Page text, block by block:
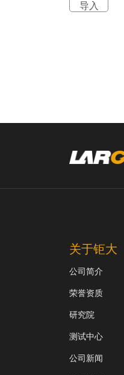
导入
关于钜大
公司简介
荣誉资质
研究院
测试中心
公司新闻